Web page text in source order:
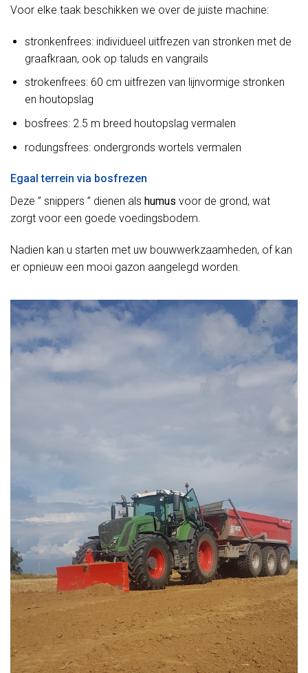
Voor elke taak beschikken we over de juiste machine:
stronkenfrees: individueel uitfrezen van stronken met de
graafkraan, ook op taluds en vangrails
strokenfrees: 60 cm uitfrezen van lijnvormige stronken
en houtopslag
bosfrees: 2.5 m breed houtopslag vermalen
rodungsfrees: ondergronds wortels vermalen
Egaal terrein via bosfrezen
Deze ” snippers ” dienen als humus voor de grond, wat
zorgt voor een goede voedingsbodem.
Nadien kan u starten met uw bouwwerkzaamheden, of kan
er opnieuw een mooi gazon aangelegd worden.